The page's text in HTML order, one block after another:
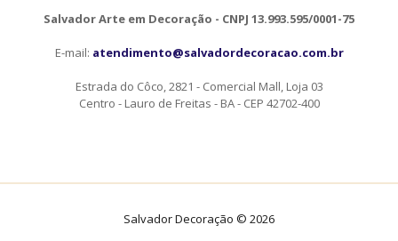
Salvador Arte em Decoração - CNPJ 13.993.595/0001-75
E-mail: atendimento@salvadordecoracao.com.br
Estrada do Côco, 2821 - Comercial Mall, Loja 03
Centro - Lauro de Freitas - BA - CEP 42702-400
Salvador Decoração © 2026